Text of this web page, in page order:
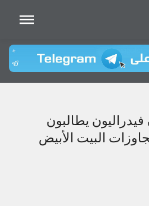
يطالبون
البيت الأبيض